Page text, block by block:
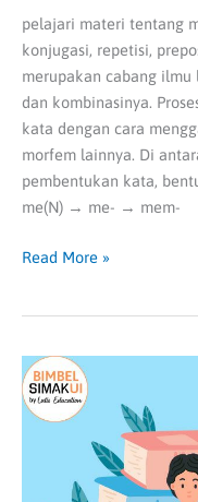
pelajari materi tentang
konjugasi, repetisi,
merupakan cabang
dan kombinasinya.
kata dengan cara
morfem lainnya. Di
pembentukan kata,
me(N) → me- → mem-
Read More »
Teks
Paragraf
dan